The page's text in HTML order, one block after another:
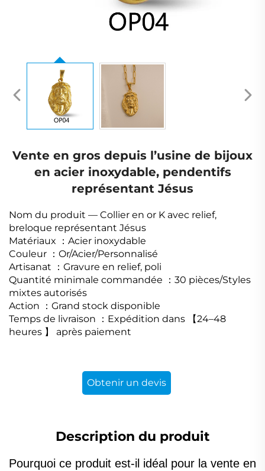
Vente en gros depuis l’usine de bijoux
en acier inoxydable, pendentifs
représentant Jésus
Nom du produit — Collier en or K avec relief,
breloque représentant Jésus
Matériaux
： Acier inoxydable
Couleur ： Or/Acier/Personnalisé
Artisanat
：Gravure en relief, poli
Quantité minimale commandée
： 30 pièces/Styles
mixtes autorisés
Action
： Grand stock disponible
Temps de livraison
： Expédition dans 【24–48
heures 】 après paiement
Obtenir un devis
Description du produit
Pourquoi ce produit est-il idéal pour la vente en